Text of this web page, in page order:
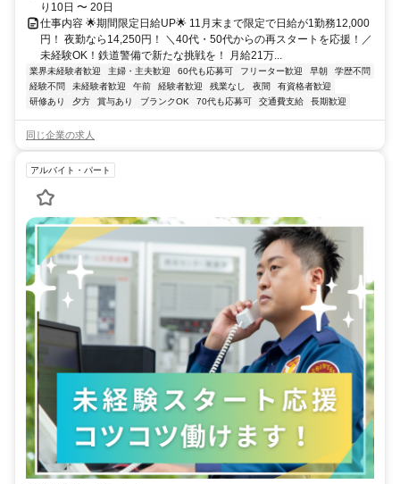
り10日 〜 20日
仕事内容 🌟期間限定日給UP🌟 11月末まで限定で日給が1勤務12,000
円！ 夜勤なら14,250円！ ＼40代・50代からの再スタートを応援！／
未経験OK！鉄道警備で新たな挑戦を！ 月給21万...
業界未経験者歓迎 主婦・主夫歓迎 60代も応募可 フリーター歓迎 早朝
学歴不問
経験不問
未経験者歓迎 午前 経験者歓迎 残業なし 夜間
有資格者歓迎
研修あり
夕方 賞与あり ブランクOK 70代も応募可 交通費支給 長期歓迎
同じ企業の求人
アルバイト・パート